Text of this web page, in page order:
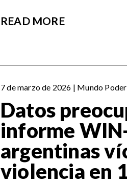
READ MORE
7 de marzo de 2026 | Mundo Poder
Datos
informe
argentinas
violencia en